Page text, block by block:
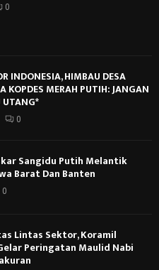
0
INDONESIA, HIMBAU DESA
KOPDES MERAH PUTIH: JANGAN
UTANG*
0
Sangidu Putih Melantik
Barat Dan Banten
0
Lintas Sektor, Koramil
Peringatan Maulid Nabi